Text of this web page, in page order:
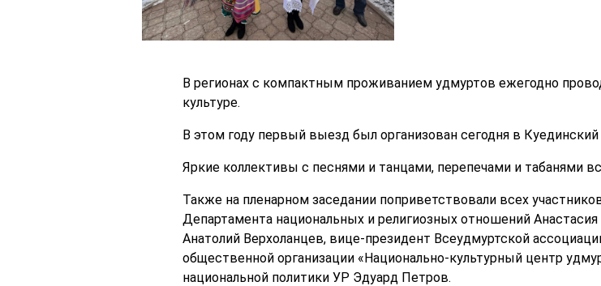
В регионах с компактным проживанием удмуртов ежегодно
культуре.
В этом году первый выезд был организован сегодня в
Яркие коллективы с песнями и танцами, перепечами и табанями
Также на пленарном заседании поприветствовали всех
Департамента национальных и религиозных отношений
Анатолий Верхоланцев, вице-президент Всеудмуртской
общественной организации «Национально-культурный центр
национальной политики УР Эдуард Петров.